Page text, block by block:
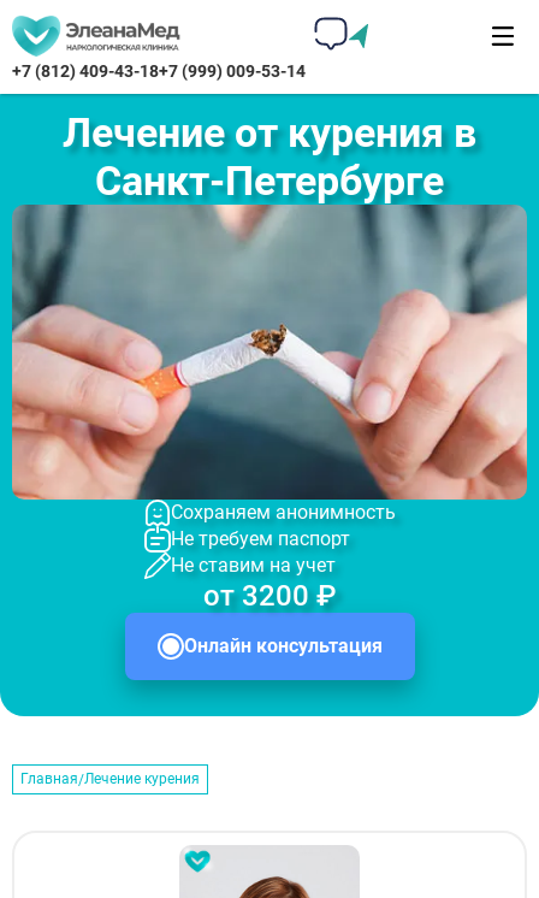
+7 (812) 409-43-18+7 (999) 009-53-14
Лечение от курения в
Санкт-Петербурге
Сохраняем анонимность
Не требуем паспорт
Не ставим на учет
Онлайн консультация
от 3200 ₽
Главная Лечение курения